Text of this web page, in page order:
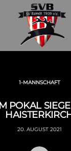
1-MANNSCHAFT
POKAL
20. AUGUST 2021